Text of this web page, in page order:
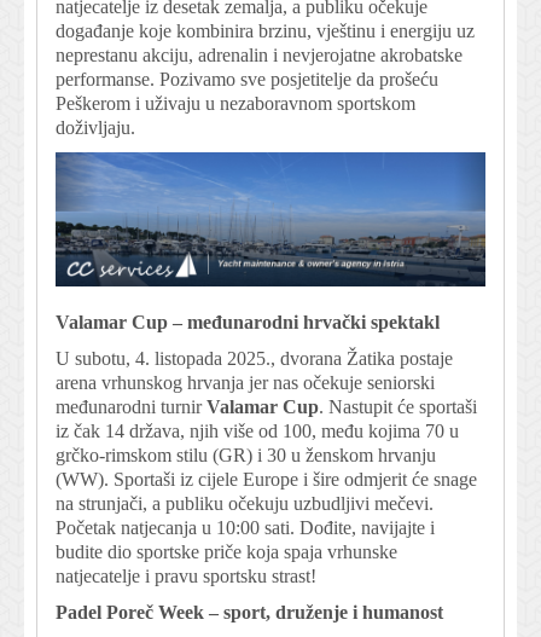
natjecatelje iz desetak zemalja, a publiku očekuje
događanje koje kombinira brzinu, vještinu i energiju uz
neprestanu akciju, adrenalin i nevjerojatne akrobatske
performanse. Pozivamo sve posjetitelje da prošeću
Peškerom i uživaju u nezaboravnom sportskom
doživljaju.
Valamar Cup – međunarodni hrvački spektakl
U subotu, 4. listopada 2025., dvorana Žatika postaje
arena vrhunskog hrvanja jer nas očekuje seniorski
međunarodni turnirValamar Cup. Nastupit će sportaši
iz čak 14 država, njih više od 100, među kojima 70 u
grčko-rimskom stilu (GR) i 30 u ženskom hrvanju
(WW). Sportaši iz cijele Europe i šire odmjerit će snage
na strunjači, a publiku očekuju uzbudljivi mečevi.
Početak natjecanja u 10:00 sati. Dođite, navijajte i
budite dio sportske priče koja spaja vrhunske
natjecatelje i pravu sportsku strast!
Padel Poreč Week – sport, druženje i humanost